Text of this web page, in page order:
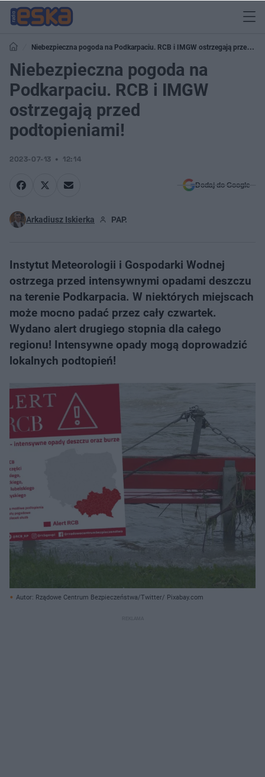
Niebezpieczna pogoda na Podkarpaciu. RCB i IMGW ostrzegają przed
podtopieniami!
Niebezpieczna pogoda na
Podkarpaciu. RCB i IMGW
ostrzegają przed
podtopieniami!
2023-07-13 12:14
Dodaj do Google
Arkadiusz Iskierka PAP.
Instytut Meteorologii i Gospodarki Wodnej
ostrzega przed intensywnymi opadami deszczu
na terenie Podkarpacia. W niektórych miejscach
może mocno padać przez cały czwartek.
Wydano alert drugiego stopnia dla całego
regionu! Intensywne opady mogą doprowadzić
lokalnych podtopień!
Autor: Rządowe Centrum Bezpieczeństwa/Twitter/ Pixabay.com